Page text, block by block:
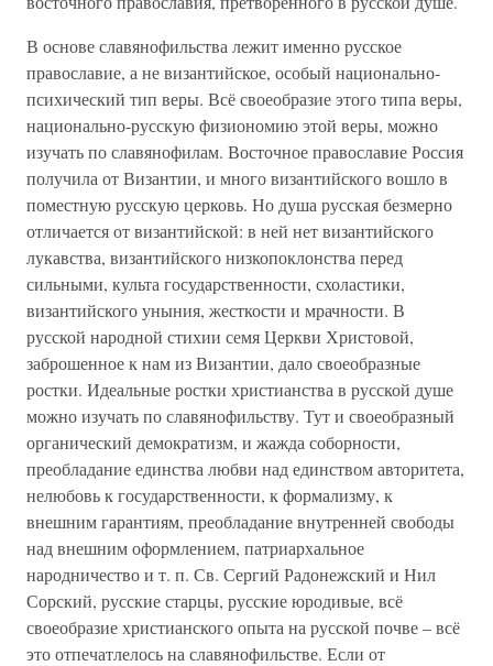
В основе славянофильства лежит именно русское
православие, а не византийское, особый национально-
психический тип веры. Всё своеобразие этого типа веры,
национально-русскую физиономию этой веры, можно
изучать по славянофилам. Восточное православие Россия
получила от Византии, и много византийского вошло в
поместную русскую церковь. Но душа русская безмерно
отличается от византийской: в ней нет византийского
лукавства, византийского низкопоклонства перед
сильными, культа государственности, схоластики,
византийского уныния, жесткости и мрачности. В
русской народной стихии семя Церкви Христовой,
заброшенное к нам из Византии, дало своеобразные
ростки. Идеальные ростки христианства в русской душе
можно изучать по славянофильству. Тут и своеобразный
органический демократизм, и жажда соборности,
преобладание единства любви над единством авторитета,
нелюбовь к государственности, к формализму, к
внешним гарантиям, преобладание внутренней свободы
над внешним оформлением, патриархальное
народничество и т. п. Св. Сергий Радонежский и Нил
Сорский, русские старцы, русские юродивые, всё
своеобразие христианского опыта на русской почве – всё
это отпечатлелось на славянофильстве. Если от